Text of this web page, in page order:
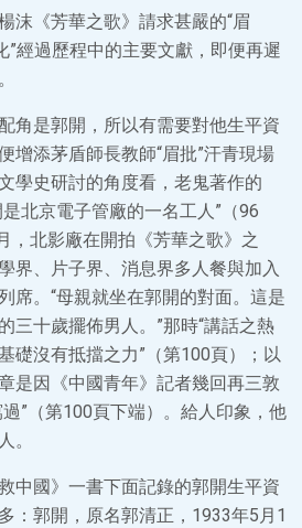
沫《芳華之歌》請求甚嚴的“眉
”經過歷程中的主要文獻，即便再遲
角是郭開，所以有需要對他生平資
增添茅盾師長教師“眉批”汗青現場
學史研討的角度看，老鬼著作的
是北京電子管廠的一名工人”（96
，北影廠在開拍《芳華之歌》之
界、片子界、消息界多人餐與加入
席。“母親就坐在郭開的對面。這是
三十歲擺佈男人。”那時“講話之熱
礎沒有抵擋之力”（第100頁）；以
是因《中國青年》記者幾回再三敦
”（第100頁下端）。給人印象，他
。
中國》一書下面記錄的郭開生平資
：郭開，原名郭清正，1933年5月1